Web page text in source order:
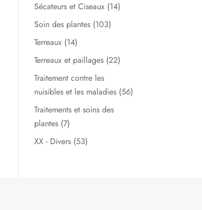
Sécateurs et Ciseaux (14)
Soin des plantes (103)
Terreaux (14)
Terreaux et paillages (22)
Traitement contre les
nuisibles et les maladies (56)
Traitements et soins des
plantes (7)
XX - Divers (53)